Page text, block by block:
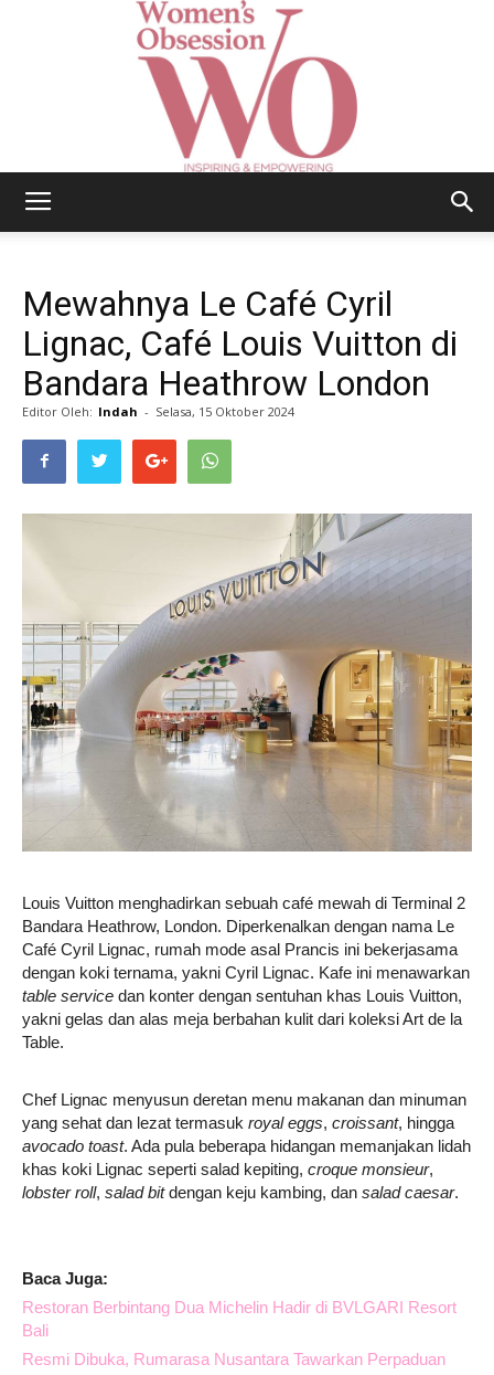
Obsession
|
Life
Style
Mewahnya Le Café Cyril
Lignac, Café Louis Vuitton di
Bandara Heathrow London
Editor Oleh: Indah - Selasa, 15 Oktober 2024
Louis Vuitton menghadirkan sebuah café mewah di Terminal 2
Bandara Heathrow, London. Diperkenalkan dengan nama Le
Café Cyril Lignac, rumah mode asal Prancis ini bekerjasama
dengan koki ternama, yakni Cyril Lignac. Kafe ini menawarkan
table service dan konter dengan sentuhan khas Louis Vuitton,
yakni gelas dan alas meja berbahan kulit dari koleksi Art de la
Table.
Chef Lignac menyusun deretan menu makanan dan minuman
yang sehat dan lezat termasuk royal eggs, croissant, hingga
avocado toast. Ada pula beberapa hidangan memanjakan lidah
khas koki Lignac seperti salad kepiting, croque monsieur,
lobster roll, salad bitdengan keju kambing, dan salad caesar.
Baca Juga:
Restoran Berbintang Dua Michelin Hadir di BVLGARI Resort
Bali
Resmi Dibuka, Rumarasa Nusantara Tawarkan Perpaduan